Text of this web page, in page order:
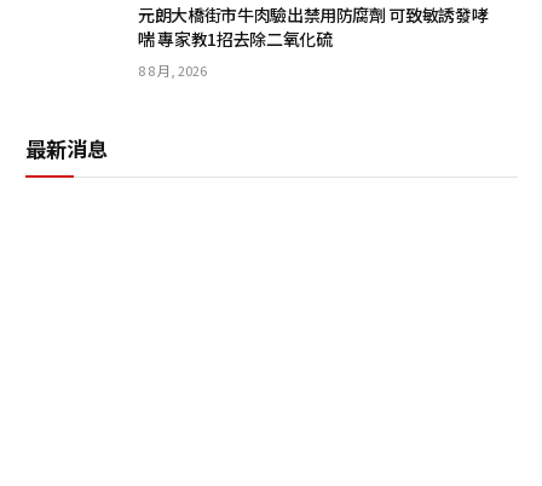
元朗大橋街市牛肉驗出禁用防腐劑 可致敏誘發哮
喘 專家教1招去除二氧化硫
8 8 月, 2026
最新消息